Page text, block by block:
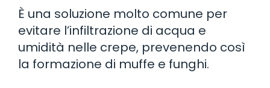
È una soluzione molto comune per
evitare l’infiltrazione di acqua e
umidità nelle crepe, prevenendo così
la formazione di muffe e funghi.